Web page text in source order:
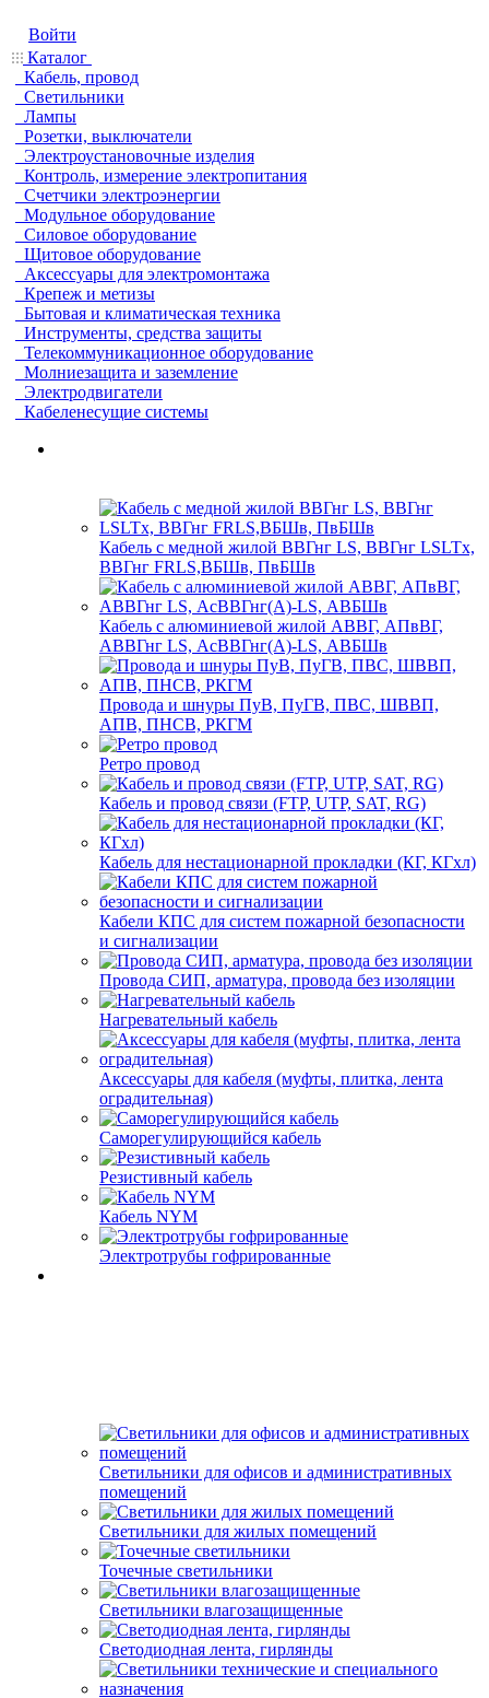
Войти
Каталог
Кабель, провод
Светильники
Лампы
Розетки, выключатели
Электроустановочные изделия
Контроль, измерение электропитания
Счетчики электроэнергии
Модульное оборудование
Силовое оборудование
Щитовое оборудование
Аксессуары для электромонтажа
Крепеж и метизы
Бытовая и климатическая техника
Инструменты, средства защиты
Телекоммуникационное оборудование
Молниезащита и заземление
Электродвигатели
Кабеленесущие системы
Кабель с медной жилой ВВГнг LS, ВВГнг LSLTx,
ВВГнг FRLS,ВБШв, ПвБШв
Кабель с алюминиевой жилой АВВГ, АПвВГ,
АВВГнг LS, АсВВГнг(А)-LS, АВБШв
Провода и шнуры ПуВ, ПуГВ, ПВС, ШВВП,
АПВ, ПНСВ, РКГМ
Ретро провод
Кабель и провод связи (FTP, UTP, SAT, RG)
Кабель для нестационарной прокладки (КГ, КГхл)
Кабели КПС для систем пожарной безопасности
и сигнализации
Провода СИП, арматура, провода без изоляции
Нагревательный кабель
Аксессуары для кабеля (муфты, плитка, лента
оградительная)
Саморегулирующийся кабель
Резистивный кабель
Кабель NYM
Электротрубы гофрированные
Светильники для офисов и административных
помещений
Светильники для жилых помещений
Точечные светильники
Светильники влагозащищенные
Светодиодная лента, гирлянды